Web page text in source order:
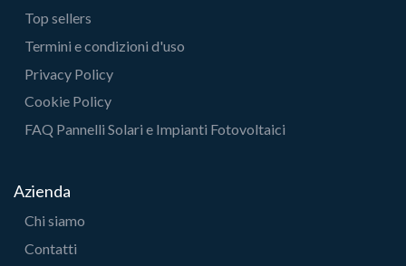
Top sellers
Termini e condizioni d'uso
Privacy Policy
Cookie Policy
FAQ Pannelli Solari e Impianti Fotovoltaici
Azienda
Chi siamo
Contatti